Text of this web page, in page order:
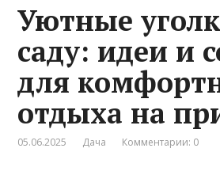
Уютные
саду: идеи и
для
отдыха на
05.06.2025 Дача Комментарии: 0